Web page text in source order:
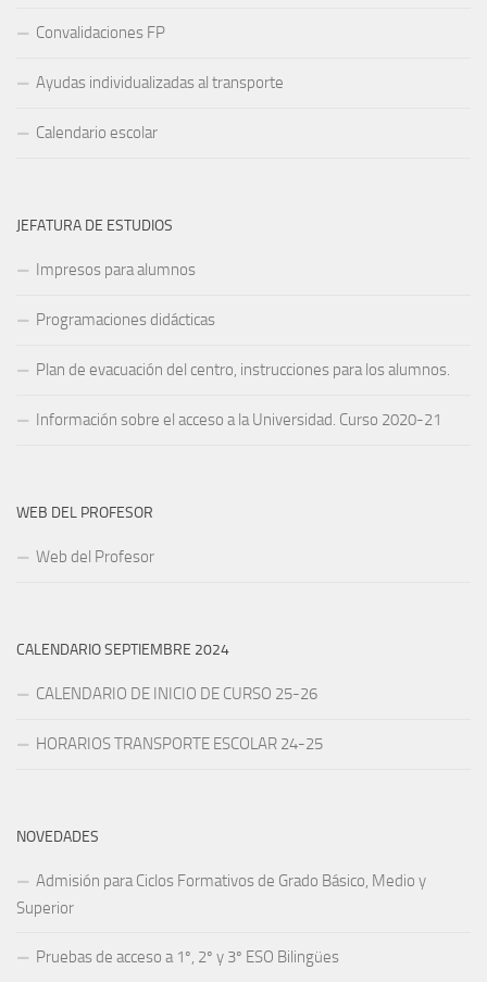
Convalidaciones FP
Ayudas individualizadas al transporte
Calendario escolar
JEFATURA DE ESTUDIOS
Impresos para alumnos
Programaciones didácticas
Plan de evacuación del centro, instrucciones para los alumnos.
Información sobre el acceso a la Universidad. Curso 2020-21
WEB DEL PROFESOR
Web del Profesor
CALENDARIO SEPTIEMBRE 2024
CALENDARIO DE INICIO DE CURSO 25-26
HORARIOS TRANSPORTE ESCOLAR 24-25
NOVEDADES
Admisión para Ciclos Formativos de Grado Básico, Medio y
Superior
Pruebas de acceso a 1º, 2º y 3º ESO Bilingües